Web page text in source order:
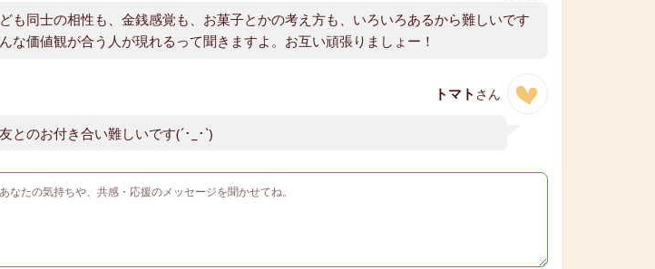
も同士の相性も、金銭感覚も、お菓子とかの考え方も、いろいろあるから難しいです
な価値観が合う人が現れるって聞きますよ。お互い頑張りましょー！
トマト さん
とのお付き合い難しいです(´･_･`)